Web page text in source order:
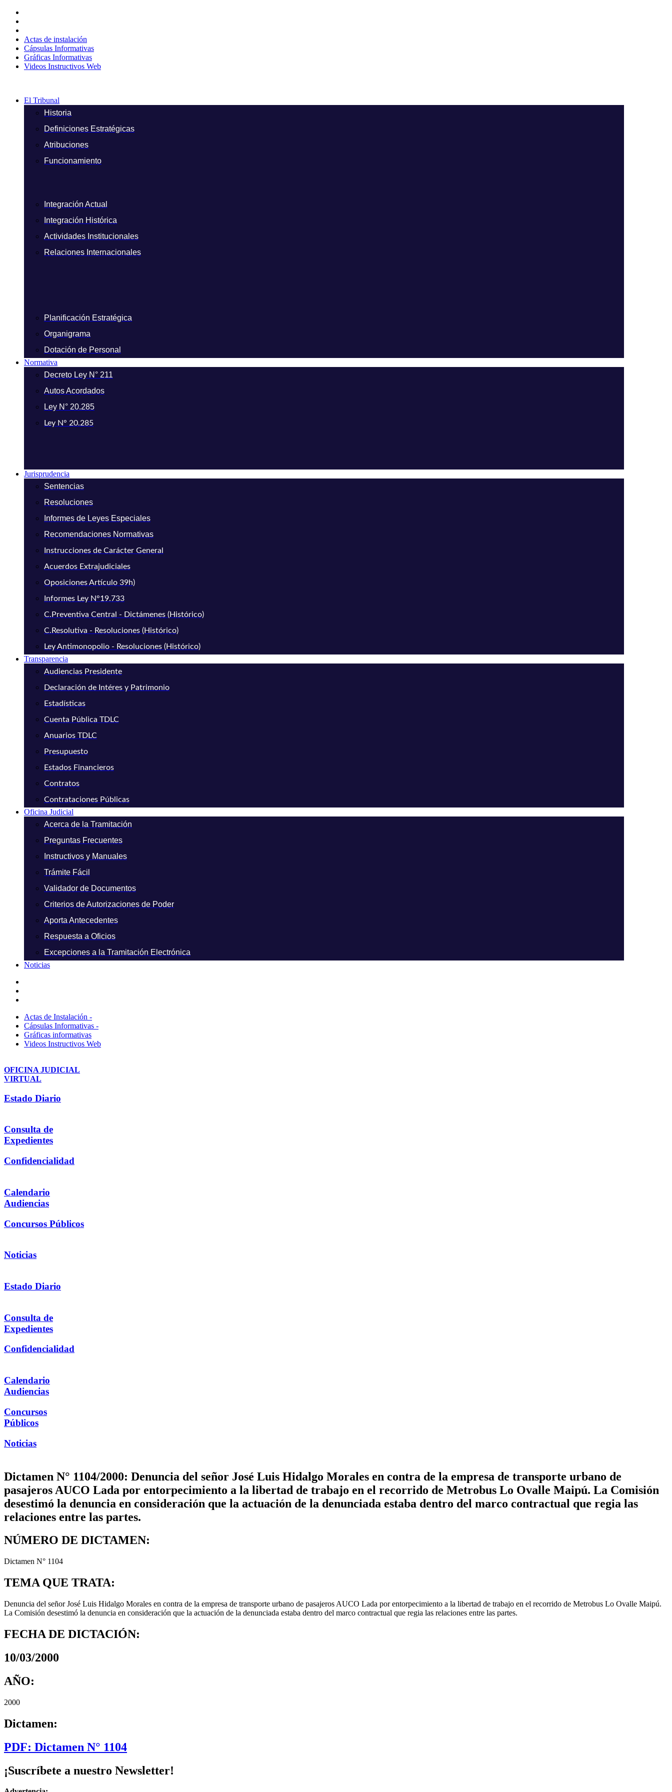
contenido
Actas de instalación
Cápsulas Informativas
Gráficas Informativas
Videos Instructivos Web
El Tribunal
Historia
Definiciones Estratégicas
Atribuciones
Funcionamiento
Integración Actual
Integración Histórica
Actividades Institucionales
Relaciones Internacionales
Planificación Estratégica
Organigrama
Dotación de Personal
Normativa
Decreto Ley N° 211
Autos Acordados
Ley N° 20.285
Ley N° 20.285
Jurisprudencia
Sentencias
Resoluciones
Informes de Leyes Especiales
Recomendaciones Normativas
Instrucciones de Carácter General
Acuerdos Extrajudiciales
Oposiciones Artículo 39h)
Informes Ley N°19.733
C.Preventiva Central - Dictámenes (Histórico)
C.Resolutiva - Resoluciones (Histórico)
Ley Antimonopolio - Resoluciones (Histórico)
Transparencia
Audiencias Presidente
Declaración de Intéres y Patrimonio
Estadísticas
Cuenta Pública TDLC
Anuarios TDLC
Presupuesto
Estados Financieros
Contratos
Contrataciones Públicas
Oficina Judicial
Acerca de la Tramitación
Preguntas Frecuentes
Instructivos y Manuales
Trámite Fácil
Validador de Documentos
Criterios de Autorizaciones de Poder
Aporta Antecedentes
Respuesta a Oficios
Excepciones a la Tramitación Electrónica
Noticias
Actas de Instalación -
Cápsulas Informativas -
Gráficas informativas
Videos Instructivos Web
OFICINA JUDICIAL
VIRTUAL
Estado Diario
Consulta de
Expedientes
Confidencialidad
Calendario
Audiencias
Concursos Públicos
Noticias
Estado Diario
Consulta de
Expedientes
Confidencialidad
Calendario
Audiencias
Concursos
Públicos
Noticias
Dictamen N° 1104/2000: Denuncia del señor José Luis Hidalgo Morales en contra de la empresa de transporte urbano de
pasajeros AUCO Lada por entorpecimiento a la libertad de trabajo en el recorrido de Metrobus Lo Ovalle Maipú. La Comisión
desestimó la denuncia en consideración que la actuación de la denunciada estaba dentro del marco contractual que regia las
relaciones entre las partes.
NÚMERO DE DICTAMEN:
Dictamen N° 1104
TEMA QUE TRATA:
Denuncia del señor José Luis Hidalgo Morales en contra de la empresa de transporte urbano de pasajeros AUCO Lada por entorpecimiento a la libertad de trabajo en el recorrido de Metrobus Lo Ovalle Maipú.
La Comisión desestimó la denuncia en consideración que la actuación de la denunciada estaba dentro del marco contractual que regia las relaciones entre las partes.
FECHA DE DICTACIÓN:
10/03/2000
AÑO:
2000
Dictamen:
PDF: Dictamen N° 1104
¡Suscríbete a nuestro Newsletter!